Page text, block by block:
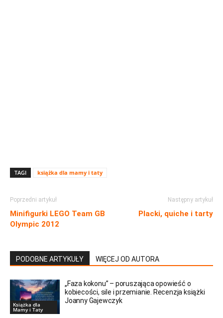
TAGI książka dla mamy i taty
Poprzedni artykuł
Minifigurki LEGO Team GB
Olympic 2012
Następny artykuł
Placki, quiche i tarty
PODOBNE ARTYKUŁY WIĘCEJ OD AUTORA
Książka dla
Mamy i Taty
„Faza kokonu” – poruszająca opowieść o
kobiecości, sile i przemianie. Recenzja książki
Joanny Gajewczyk